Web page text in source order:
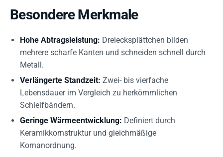
Besondere Merkmale
Hohe Abtragsleistung: Dreiecksplättchen bilden
mehrere scharfe Kanten und schneiden schnell durch
Metall.
Verlängerte Standzeit: Zwei- bis vierfache
Lebensdauer im Vergleich zu herkömmlichen
Schleifbändern.
Geringe Wärmeentwicklung: Definiert durch
Keramikkornstruktur und gleichmäßige
Kornanordnung.